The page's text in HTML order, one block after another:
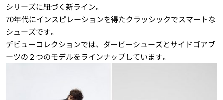
シリーズに紐づく新ライン。
70年代にインスピレーションを得たクラッシックでスマートな
シューズです。
デビューコレクションでは、ダービーシューズとサイドゴアブ
ーツの２つのモデルをラインナップしています。